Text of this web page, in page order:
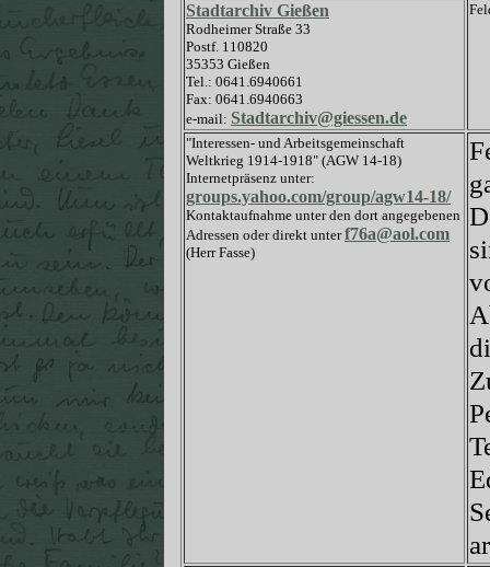
Stadtarchiv Gießen
Rodheimer Straße 33
Postf. 110820
35353 Gießen
Tel.: 0641.6940661
Fax: 0641.6940663
e-mail: Stadtarchiv@giessen.de
"Interessen- und Arbeitsgemeinschaft
Weltkrieg 1914-1918" (AGW 14-18)
Internetpräsenz unter:
groups.yahoo.com/group/agw14-18/
Kontaktaufnahme unter den dort angegebenen
Adressen oder direkt unterf76a@aol.com
(Herr Fasse)